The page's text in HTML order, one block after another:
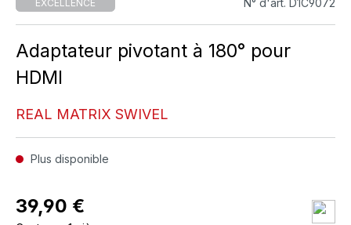
EXCELLENCE N° d'art. D1C9072
Adaptateur pivotant à 180° pour
HDMI
REAL MATRIX SWIVEL
Plus disponible
39,90 €